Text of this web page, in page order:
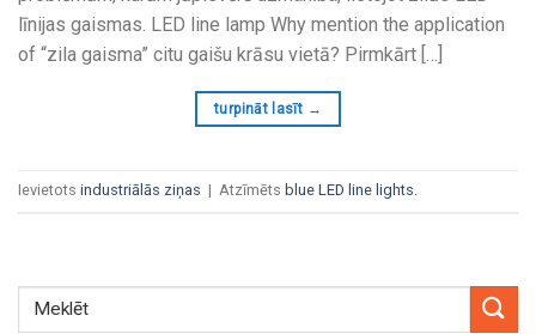
līnijas gaismas. LED line lamp Why mention the application
of “zila gaisma” citu gaišu krāsu vietā? Pirmkārt […]
turpināt lasīt →
Ievietots industriālās ziņas | Atzīmēts blue LED line lights.